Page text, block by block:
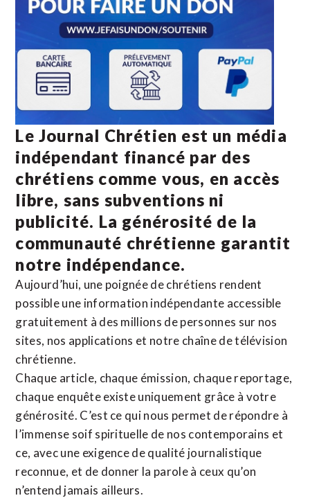
Le Journal Chrétien est un média
indépendant financé par des
chrétiens comme vous, en accès
libre, sans subventions ni
publicité. La générosité de la
communauté chrétienne garantit
notre indépendance.
Aujourd’hui, une poignée de chrétiens rendent
possible une information indépendante accessible
gratuitement à des millions de personnes sur nos
sites, nos applications et notre chaîne de télévision
chrétienne.
Chaque article, chaque émission, chaque reportage,
chaque enquête existe uniquement grâce à votre
générosité. C’est ce qui nous permet de répondre à
l’immense soif spirituelle de nos contemporains et
ce, avec une exigence de qualité journalistique
reconnue, et de donner la parole à ceux qu’on
n’entend jamais ailleurs.